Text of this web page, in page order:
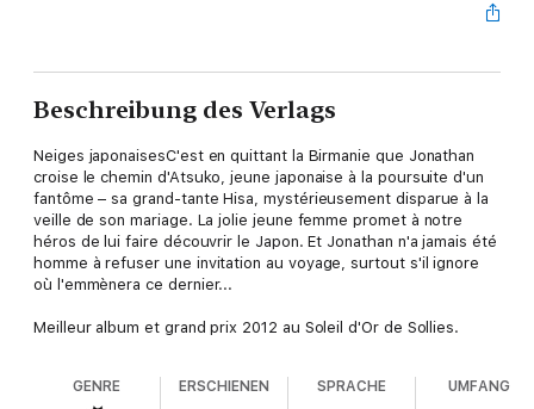
Beschreibung des Verlags
Neiges japonaisesC'est en quittant la Birmanie que Jonathan
croise le chemin d'Atsuko, jeune japonaise à la poursuite d'un
fantôme – sa grand-tante Hisa, mystérieusement disparue à la
veille de son mariage. La jolie jeune femme promet à notre
héros de lui faire découvrir le Japon. Et Jonathan n'a jamais été
homme à refuser une invitation au voyage, surtout s'il ignore
où l'emmènera ce dernier...
Meilleur album et grand prix 2012 au Soleil d'Or de Sollies.
GENRE ERSCHIENEN SPRACHE UMFANG